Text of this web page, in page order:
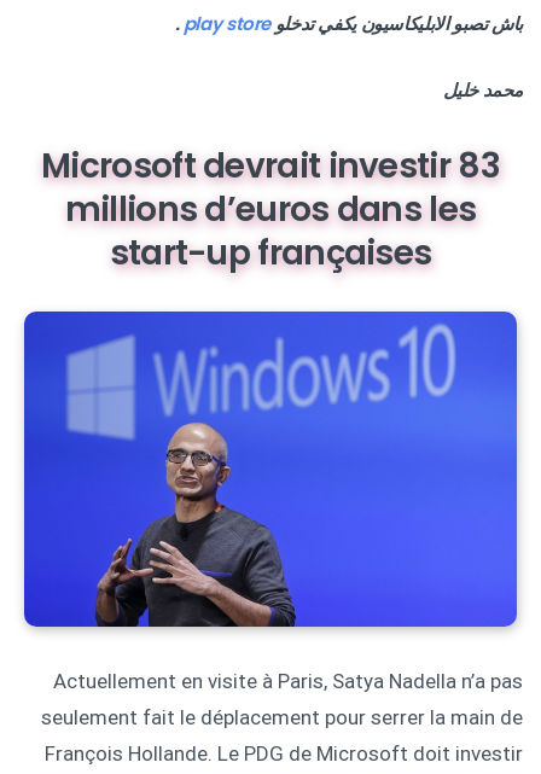
باش تصبو الابليكاسيون يكفي تدخلوplay store
.
محمد خليل
Microsoft devrait investir 83
millions d’euros dans les
start-up françaises
Actuellement en visite à Paris, Satya Nadella n’a pas
seulement fait le déplacement pour serrer la main de
François Hollande. Le PDG de Microsoft doit investir